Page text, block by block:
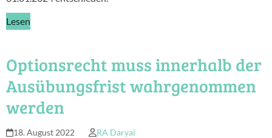
Lesen
Optionsrecht muss innerhalb der
Ausübungsfrist wahrgenommen
werden
18. August 2022
RA Daryai